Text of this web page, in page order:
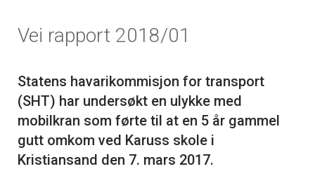
Vei rapport 2018/01
Statens havarikommisjon for transport
(SHT) har undersøkt en ulykke med
mobilkran som førte til at en 5 år gammel
gutt omkom ved Karuss skole i
Kristiansand den 7. mars 2017.